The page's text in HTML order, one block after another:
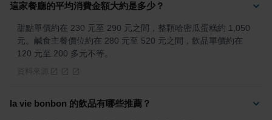
這家餐廳的平均消費金額大約是多少？
甜點單價約在 230 元至 290 元之間，整顆哈密瓜蛋糕約 1,050
元。鹹食主餐價位約在 280 元至 520 元之間，飲品單價約在
120 元至 200 多元不等。
la vie bonbon 的飲品有哪些推薦？